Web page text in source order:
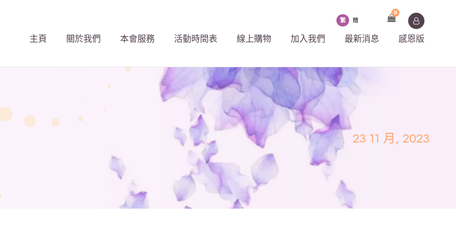
主頁 關於我們 本會服務 活動時間表 線上購物 加入我們 最新消息 感恩版
繁 簡
0
23 11 月, 2023